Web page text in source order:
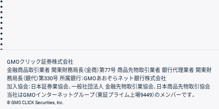
会社案内
GMOクリック証券株式会社
金融商品取引業者 関東財務局長（金商）第77号 商品先物取引業者 銀行代理業者 関東財
務局長（銀代）第330号 所属銀行：GMOあおぞらネット銀行株式会社
加入協会：日本証券業協会、一般社団法人 金融先物取引業協会、日本商品先物取引協会
当社はGMOインターネットグループ（東証プライム上場9449）のメンバーです。
© GMO CLICK Securities, Inc.